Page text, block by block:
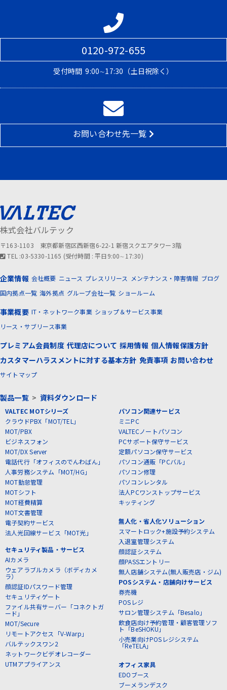
0120-972-655
受付時間 9:00∼17:30（土日祝除く）
お問い合わせ先一覧
株式会社バルテック
〒163-1103 東京都新宿区西新宿6-22-1 新宿スクエアタワー3階
TEL :03-5330-1165 (受付時間 : 平日9:00∼17:30)
企業情報 会社概要 ニュース プレスリリース メンテナンス・障害情報 ブログ
国内拠点一覧 海外拠点 グループ会社一覧 ショールーム
事業概要 IT・ネットワーク事業 ショップ＆サービス事業
リース・サブリース事業
プレミアム会員制度 代理店について 採用情報 個人情報保護方針
カスタマーハラスメントに対する基本方針 免責事項 お問い合わせ
サイトマップ
製品一覧> 資料ダウンロード
VALTEC MOTシリーズ
クラウドPBX「MOT/TEL」
MOT/PBX
ビジネスフォン
MOT/DX Server
電話代行「オフィスのでんわばん」
人事労務システム「MOT/HG」
MOT勤怠管理
MOTシフト
MOT経費精算
MOT文書管理
電子契約サービス
法人光回線サービス「MOT光」
セキュリティ製品・サービス
AIカメラ
ウェアラブルカメラ（ボディカメ
ラ）
顔認証IDパスワード管理
セキュリティゲート
ファイル共有サーバー「コネクトガ
ード」
MOT/Secure
リモートアクセス「V-Warp」
バルテックスワン2
ネットワークビデオレコーダー
UTMアプライアンス
パソコン関連サービス
ミニPC
VALTECノートパソコン
PCサポート保守サービス
定額パソコン保守サービス
パソコン通販「PCバル」
パソコン修理
パソコンレンタル
法人PCワンストップサービス
キッティング
無人化・省人化ソリューション
スマートロック+施設予約システム
入退室管理システム
顔認証システム
顔PASSエントリー
無人店舗システム(無人販売店・ジム)
POSシステム・店舗向けサービス
券売機
POSレジ
サロン管理システム「Besalo」
飲食店向け予約管理・顧客管理ソフ
ト「BeSHOKU」
小売業向けPOSレジシステム
「ReTELA」
オフィス家具
EDOブース
ブーメランデスク